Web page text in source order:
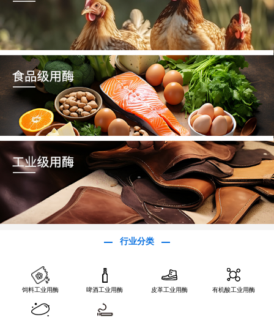
行业分类
饲料工业用酶 啤酒工业用酶 皮革工业用酶 有机酸工业用酶